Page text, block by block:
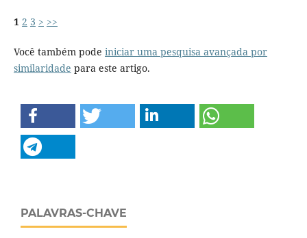
1 2 3 > >>
Você também pode iniciar uma pesquisa avançada por
similaridade para este artigo.
PALAVRAS-CHAVE